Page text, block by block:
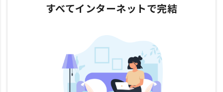
すべてインターネットで完結